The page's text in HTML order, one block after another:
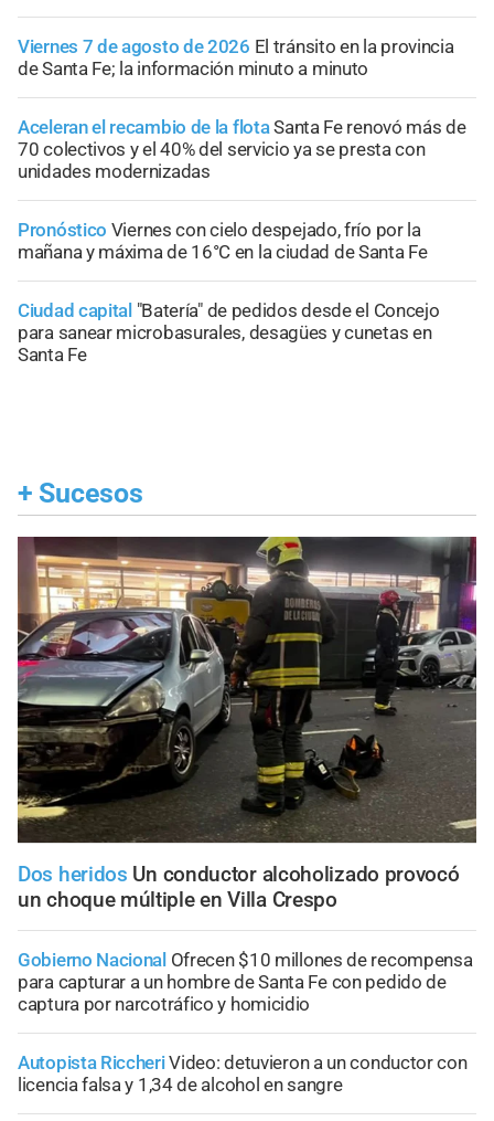
Viernes 7 de agosto de 2026 El tránsito en la provincia
de Santa Fe; la información minuto a minuto
Aceleran el recambio de la flotaSanta Fe renovó más de
70 colectivos y el 40% del servicio ya se presta con
unidades modernizadas
Pronóstico Viernes con cielo despejado, frío por la
mañana y máxima de 16°C en la ciudad de Santa Fe
Ciudad capital "Batería" de pedidos desde el Concejo
para sanear microbasurales, desagües y cunetas en
Santa Fe
+ Sucesos
Dos heridos Un conductor alcoholizado provocó
un choque múltiple en Villa Crespo
Gobierno Nacional Ofrecen $10 millones de recompensa
para capturar a un hombre de Santa Fe con pedido de
captura por narcotráfico y homicidio
Autopista RiccheriVideo: detuvieron a un conductor con
licencia falsa y 1,34 de alcohol en sangre